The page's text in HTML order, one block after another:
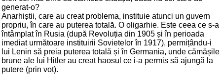
generat-o?
Anarhiștii, care au creat problema, instituie atunci un guvern
propriu, în care au puterea totală. O oligarhie. Este ceea ce s-a
întâmplat în Rusia (după Revoluția din 1905 și în perioada
imediat următoare instituirii Sovietelor în 1917), permițându-i
lui Lenin să preia puterea totală și în Germania, unde cămășile
brune ale lui Hitler au creat haosul ce i-a permis să ajungă la
putere (prin vot).